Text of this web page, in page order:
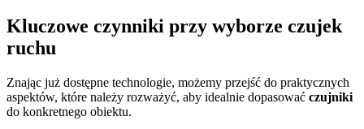
Kluczowe czynniki przy wyborze czujek
ruchu
Znając już dostępne technologie, możemy przejść do praktycznych
aspektów, które należy rozważyć, aby idealnie dopasować czujniki
do konkretnego obiektu.